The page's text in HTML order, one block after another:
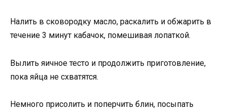
Налить в сковородку масло, раскалить и обжарить в
течение 3 минут кабачок, помешивая лопаткой.
Вылить яичное тесто и продолжить приготовление,
пока яйца не схватятся.
Немного присолить и поперчить блин, посыпать